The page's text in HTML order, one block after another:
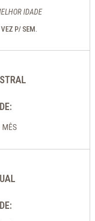
IDADE
P/ SEM.
MÊS